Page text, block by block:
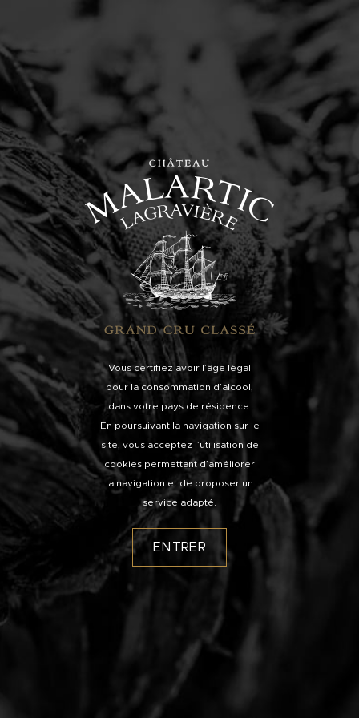
Vous certifiez avoir l’âge légal
pour la consommation d’alcool,
dans votre pays de résidence.
En poursuivant la navigation sur le
site, vous acceptez l’utilisation de
cookies permettant d’améliorer
la navigation et de proposer un
service adapté.
ENTRER